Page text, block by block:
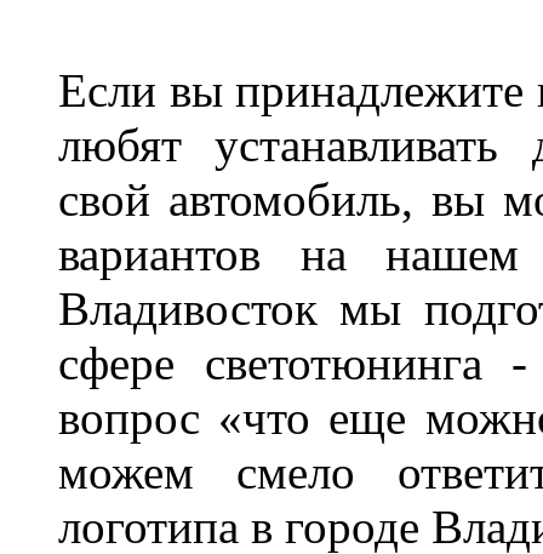
Если вы принадлежите
любят устанавливать
свой автомобиль, вы
вариантов на
Владивосток мы
сфере светотюнинга
вопрос «что еще
можем смело
логотипа в городе